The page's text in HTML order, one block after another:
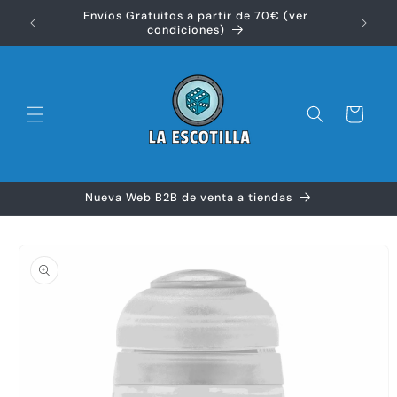
directamenteEnvíos Gratuitos a partir de 70€ (ver
condiciones)
Carrito
Nueva Web B2B de venta a tiendas
información